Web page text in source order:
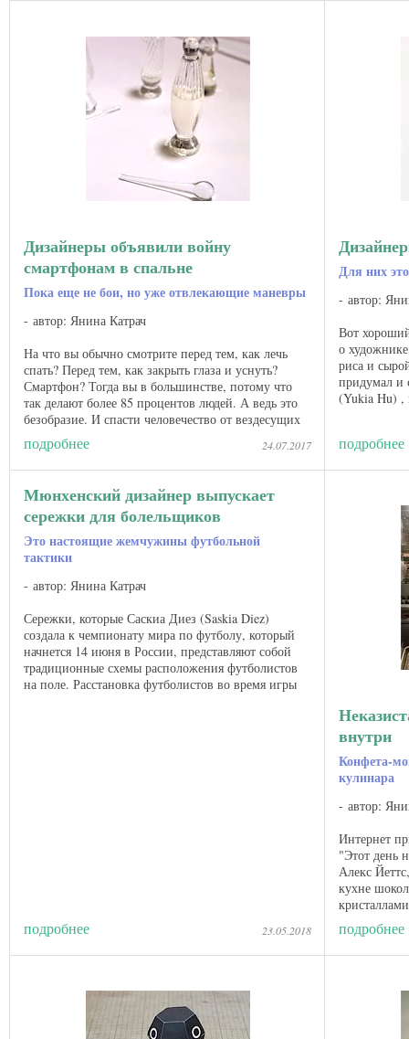
Дизайнеры объявили войну
смартфонам в спальне
Пока еще не бои, но уже отвлекающие маневры
автор: Янина Катрач
На что вы обычно смотрите перед тем, как лечь
спать? Перед тем, как закрыть глаза и уснуть?
Смартфон? Тогда вы в большинстве, потому что
так делают более 85 процентов людей. А ведь это
безобразие. И спасти человечество от вездесущих
гаджетов ...
подробнее 24.07.2017
Для них
автор:
Вот
о
риса и
придумал и
(Yukia Hu) ,
подробнее
Мюнхенский дизайнер выпускает
сережки для болельщиков
Это настоящие жемчужины футбольной
тактики
автор: Янина Катрач
Сережки, которые Саскиа Диез (Saskia Diez)
создала к чемпионату мира по футболу, который
начнется 14 июня в России, представляют собой
традиционные схемы расположения футболистов
на поле. Расстановка футболистов во время игры
подробнее 23.05.2018
внутри
Конфета-
кулинара
автор:
Интернет
"Этот день
Алекс
кухне
студент
подробнее